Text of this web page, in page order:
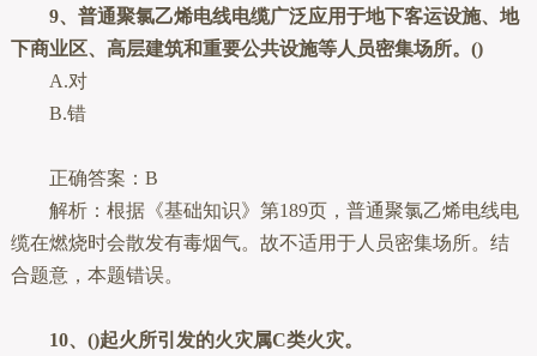
9、普通聚氯乙烯电线电缆广泛应用于地下客运设施、地
下商业区、高层建筑和重要公共设施等人员密集场所。()
A.对
B.错
正确答案：B
解析：根据《基础知识》第189页，普通聚氯乙烯电线电
缆在燃烧时会散发有毒烟气。故不适用于人员密集场所。结
合题意，本题错误。
10、()起火所引发的火灾属C类火灾。